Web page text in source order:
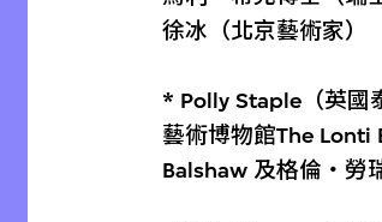
徐冰（北京藝術家）
* Polly Staple（英國
藝術博物館The Lonti
Balshaw 及格倫‧勞